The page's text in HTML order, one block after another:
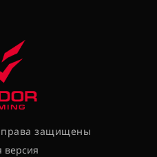
права защищены
версия